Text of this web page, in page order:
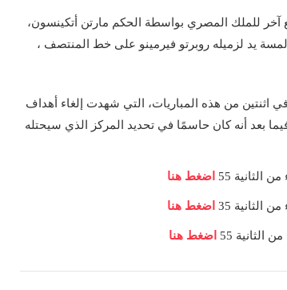
آخر للملك المصري بواسطة الحكم مارتن أتكينسون،
يد لزميله روبرتو فيرمينو على خط المنتصف ،
اثنتين من هذه المباريات، التي شهدت إلغاء أهداف
بعد أنه كان حاسمًا في تحديد المركز الذي سيحتله
55 اضغط هنا
35 اضغط هنا
55 اضغط هنا